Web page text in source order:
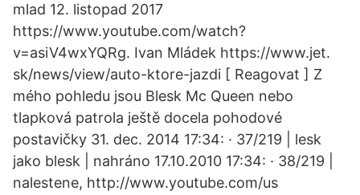
mlad 12. listopad 2017
https://www.youtube.com/watch?
v=asiV4wxYQRg. Ivan Mládek https://www.jet.
sk/news/view/auto-ktore-jazdi [ Reagovat ] Z
mého pohledu jsou Blesk Mc Queen nebo
tlapková patrola ještě docela pohodové
postavičky 31. dec. 2014 17:34: · 37/219 | lesk
jako blesk | nahráno 17.10.2010 17:34: · 38/219 |
nalestene, http://www.youtube.com/us